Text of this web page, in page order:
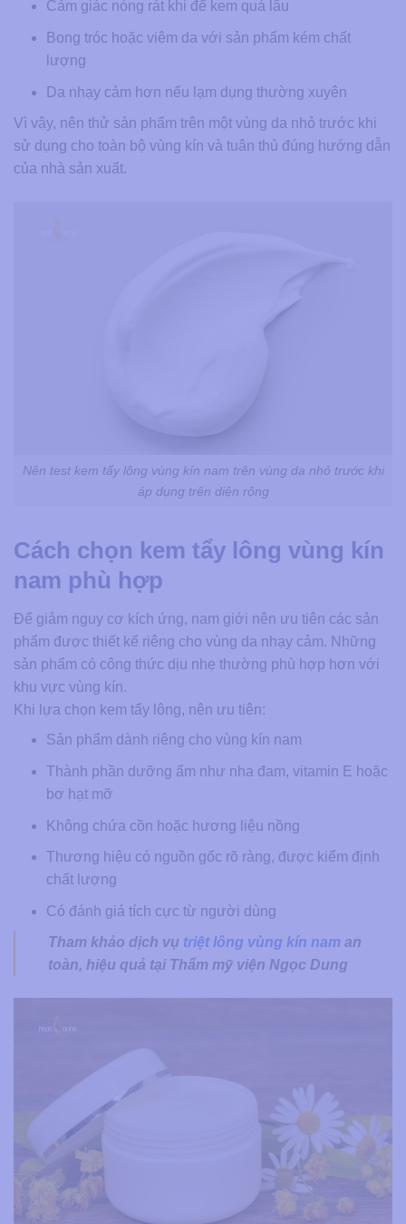
Cảm giác nóng rát khi để kem quá lâu
Bong tróc hoặc viêm da với sản phẩm kém chất
lượng
Da nhạy cảm hơn nếu lạm dụng thường xuyên
Vì vậy, nên thử sản phẩm trên một vùng da nhỏ trước khi
sử dụng cho toàn bộ vùng kín và tuân thủ đúng hướng dẫn
của nhà sản xuất.
Nên test kem tẩy lông vùng kín nam trên vùng da nhỏ trước khi
áp dụng trên diện rộng
Cách chọn kem tẩy lông vùng kín
nam phù hợp
Để giảm nguy cơ kích ứng, nam giới nên ưu tiên các sản
phẩm được thiết kế riêng cho vùng da nhạy cảm. Những
sản phẩm có công thức dịu nhẹ thường phù hợp hơn với
khu vực vùng kín.
Khi lựa chọn kem tẩy lông, nên ưu tiên:
Sản phẩm dành riêng cho vùng kín nam
Thành phần dưỡng ẩm như nha đam, vitamin E hoặc
bơ hạt mỡ
Không chứa cồn hoặc hương liệu nồng
Thương hiệu có nguồn gốc rõ ràng, được kiểm định
chất lượng
Có đánh giá tích cực từ người dùng
Tham khảo dịch vụ triệt lông vùng kín nam an
toàn, hiệu quả tại Thẩm mỹ viện Ngọc Dung